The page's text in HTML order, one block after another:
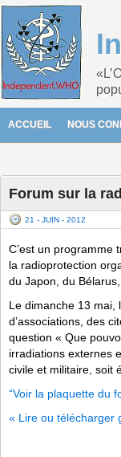
ACCUEIL NOUS
Forum sur la
21 - JUIN - 2012
C’est un programme
la radioprotection
du Japon, du
Le dimanche 13 mai,
d’associations, des
question « Que
irradiations externes
civile et militaire, soit
“Voir la plaquette du
« Lire ou télécharger